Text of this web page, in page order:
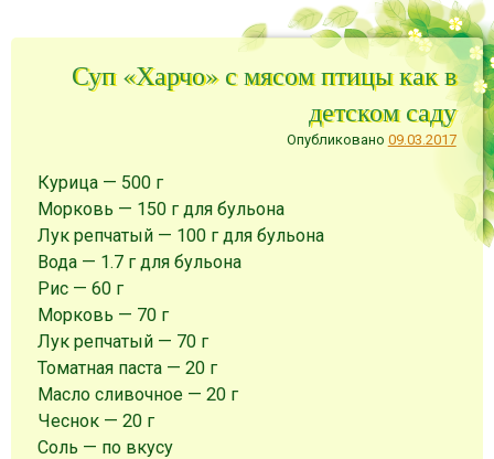
Суп «Харчо» с мясом птицы как в
детском саду
Опубликовано 09.03.2017
Курица — 500 г
Морковь — 150 г для бульона
Лук репчатый — 100 г для бульона
Вода — 1.7 г для бульона
Рис —60 г
Морковь — 70 г
Лук репчатый — 70 г
Томатная паста —20 г
Масло сливочное —20 г
Чеснок —20 г
Соль — по вкусу